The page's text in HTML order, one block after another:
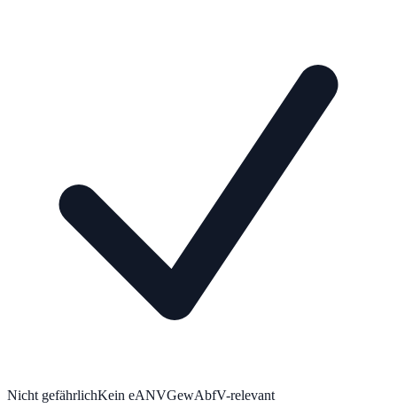
Nicht gefährlichKein eANVGewAbfV-relevant